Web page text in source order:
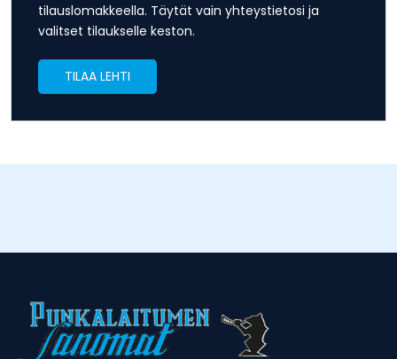
tilauslomakkeella. Täytät vain yhteystietosi ja
valitset tilaukselle keston.
TILAA LEHTI